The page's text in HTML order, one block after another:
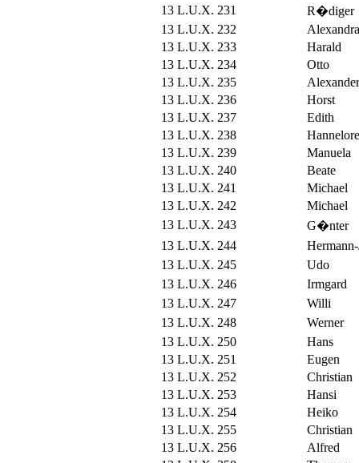
13 L.U.X. 231
R�diger
13 L.U.X. 232
Alexandra
13 L.U.X. 233
Harald
13 L.U.X. 234
Otto
13 L.U.X. 235
Alexander
13 L.U.X. 236
Horst
13 L.U.X. 237
Edith
13 L.U.X. 238
Hannelore
13 L.U.X. 239
Manuela
13 L.U.X. 240
Beate
13 L.U.X. 241
Michael
13 L.U.X. 242
Michael
13 L.U.X. 243
G�nter
13 L.U.X. 244
13 L.U.X. 245
Udo
13 L.U.X. 246
Irmgard
13 L.U.X. 247
Willi
13 L.U.X. 248
Werner
13 L.U.X. 250
Hans
13 L.U.X. 251
Eugen
13 L.U.X. 252
Christian
13 L.U.X. 253
Hansi
13 L.U.X. 254
Heiko
13 L.U.X. 255
Christian
13 L.U.X. 256
Alfred